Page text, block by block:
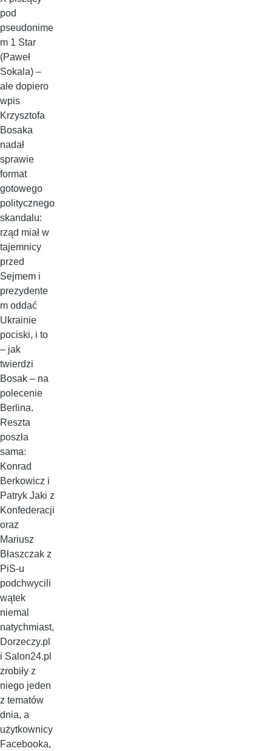
pod
pseudonime
m 1 Star
(Paweł
Sokala) –
ale dopiero
wpis
Krzysztofa
Bosaka
nadał
sprawie
format
gotowego
politycznego
skandalu:
rząd miał w
tajemnicy
przed
Sejmem i
prezydente
m oddać
Ukrainie
pociski, i to
– jak
twierdzi
Bosak – na
polecenie
Berlina.
Reszta
poszła
sama:
Konrad
Berkowicz i
Patryk Jaki z
Konfederacji
oraz
Mariusz
Błaszczak z
PiS-u
podchwycili
wątek
niemal
natychmiast,
Dorzeczy.pl
i Salon24.pl
zrobiły z
niego jeden
z tematów
dnia, a
użytkownicy
Facebooka,